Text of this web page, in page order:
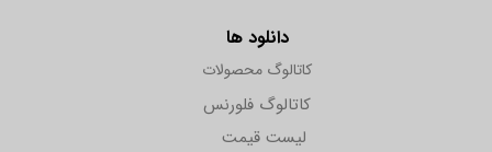
دانلود ها
کاتالوگ محصولات
کاتالوگ فلورنس
لیست قیمت